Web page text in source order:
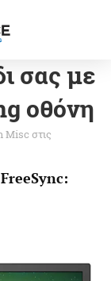
σας με
οθόνη
Misc στις